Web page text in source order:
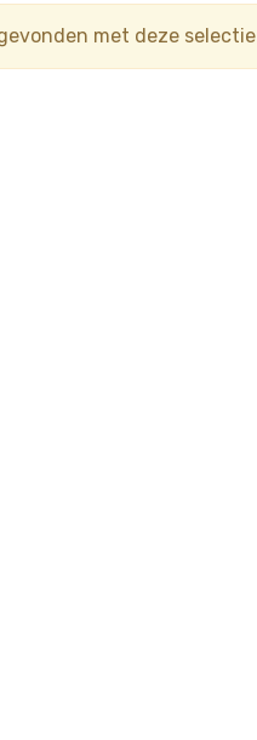
met deze selectie